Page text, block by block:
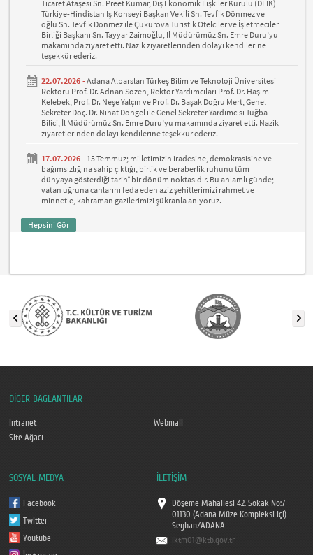
Ticaret Ataşesi Sn. Preet Kumar, Dış Ekonomik İlişkiler Kurulu (DEİK)
Türkiye-Hindistan İş Konseyi Başkan Vekili Sn. Tevfik Dönmez ve
oğlu Sn. Tevfik Dönmez ile Çukurova Turistik Otelciler ve İşletmeciler
Birliği Başkanı Sn. Tayyar Zaimoğlu, İl Müdürümüz Sn. Emre Duru’yu
makamında ziyaret etti. Nazik ziyaretlerinden dolayı kendilerine
teşekkür ederiz.
22.07.2026 -Adana Alparslan Türkeş Bilim ve Teknoloji Üniversitesi
Rektörü Prof. Dr. Adnan Sözen, Rektör Yardımcıları Prof. Dr. Haşim
Kelebek, Prof. Dr. Neşe Yalçın ve Prof. Dr. Başak Doğru Mert, Genel
Sekreter Doç. Dr. Nihat Döngel ile Genel Sekreter Yardımcısı Tuğba
Bilici, İl Müdürümüz Sn. Emre Duru’yu makamında ziyaret etti. Nazik
ziyaretlerinden dolayı kendilerine teşekkür ederiz.
17.07.2026 - 15 Temmuz; milletimizin iradesine, demokrasisine ve
bağımsızlığına sahip çıktığı, birlik ve beraberlik ruhunu tüm
dünyaya gösterdiği tarihî bir dönüm noktasıdır. Bu anlamlı günde;
vatan uğruna canlarını feda eden aziz şehitlerimizi rahmet ve
minnetle, kahraman gazilerimizi şükranla anıyoruz.
Hepsini Gör
DİĞER BAĞLANTILAR
Intranet
Webmail
Site Ağacı
SOSYAL MEDYA
Facebook
Twitter
Youtube
İLETİŞİM
Döşeme Mahallesi 42. Sokak No:7
01130 (Adana Müze Kompleksi içi)
Seyhan/ADANA
iktm01@ktb.gov.tr